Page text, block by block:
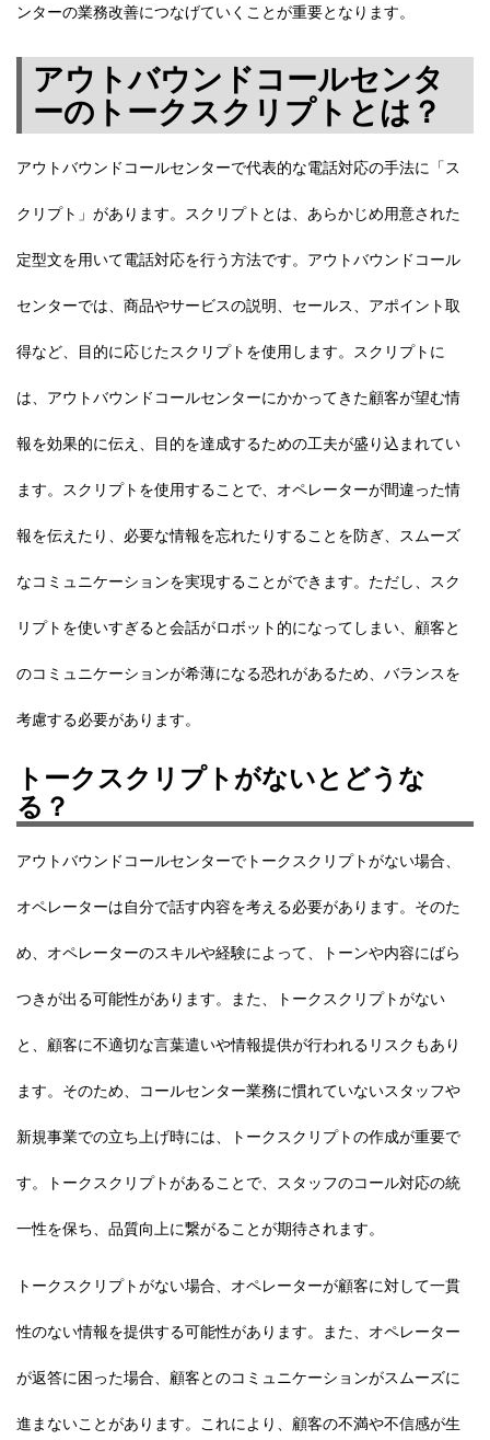
ンターの業務改善につなげていくことが重要となります。
アウトバウンドコールセンタ
ーのトークスクリプトとは？
アウトバウンドコールセンターで代表的な電話対応の手法に「ス
クリプト」があります。スクリプトとは、あらかじめ用意された
定型文を用いて電話対応を行う方法です。アウトバウンドコール
センターでは、商品やサービスの説明、セールス、アポイント取
得など、目的に応じたスクリプトを使用します。スクリプトに
は、アウトバウンドコールセンターにかかってきた顧客が望む情
報を効果的に伝え、目的を達成するための工夫が盛り込まれてい
ます。スクリプトを使用することで、オペレーターが間違った情
報を伝えたり、必要な情報を忘れたりすることを防ぎ、 スムーズ
なコミュニケーションを実現することができます。ただし、スク
リプトを使いすぎると会話がロボット的になってしまい、顧客と
のコミュニケーションが希薄になる恐れがあるため、バランスを
考慮する必要があります。
トークスクリプトがないとどうな
る？
アウトバウンドコールセンターでトークスクリプトがない場合、
オペレーターは自分で話す内容を考える必要があります。そのた
め、オペレーターのスキルや経験によって、トーンや内容にばら
つきが出る可能性があります。また、トークスクリプトがない
と、顧客に不適切な言葉遣いや情報提供が行われるリスクもあり
ます。そのため、コールセンター業務に慣れていないスタッフや
新規事業での立ち上げ時には、トークスクリプトの作成が重要で
す。トークスクリプトがあることで、 スタッフのコール対応の統
一性を保ち、品質向上に繋がることが期待されます。
トークスクリプトがない場合、オペレーターが顧客に対して一貫
性のない情報を提供する可能性があります。また、オペレーター
が返答に困った場合、顧客とのコミュニケーションがスムーズに
進まないことがあります。これにより、顧客の不満や不信感が生